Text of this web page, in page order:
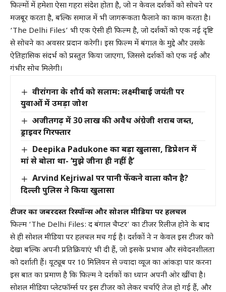
फिल्मों में हमेशा ऐसा गहरा संदेश होता है, जो न केवल दर्शकों को सोचने पर
मजबूर करता है, बल्कि समाज में भी जागरूकता फैलाने का काम करता है।
‘The Delhi Files’ भी एक ऐसी ही फिल्म है, जो दर्शकों को एक नई दृष्टि
से सोचने का अवसर प्रदान करेगी। इस फिल्म में बंगाल के मुद्दे और उसके
ऐतिहासिक संदर्भ को प्रस्तुत किया जाएगा, जिससे दर्शकों को एक नई और
गंभीर सोच मिलेगी।
वीरांगना के शौर्य को सलाम: लक्ष्मीबाई जयंती पर
युवाओं में उमड़ा जोश
अजीतगढ़ में 30 लाख की अवैध अंग्रेजी शराब जब्त,
ड्राइवर गिरफ्तार
Deepika Padukone का बड़ा खुलासा, डिप्रेशन में
मां से बोला था- ‘मुझे जीना ही नहीं है’
Arvind Kejriwal पर पानी फेंकने वाला कौन है?
दिल्ली पुलिस ने किया खुलासा
टीजर का जबरदस्त रिस्पॉन्स और सोशल मीडिया पर हलचल
फिल्म ‘The Delhi Files: द बंगाल चैप्टर’ का टीजर रिलीज होने के बाद
से ही सोशल मीडिया पर हलचल मच गई है। दर्शकों ने न केवल इस टीजर को
देखा बल्कि अपनी प्रतिक्रियाएं भी दी हैं, जो इसके प्रभाव और संवेदनशीलता
को दर्शाती हैं। यूट्यूब पर 10 मिलियन से ज्यादा व्यूज का आंकड़ा पार करना
इस बात का प्रमाण है कि फिल्म ने दर्शकों का ध्यान अपनी ओर खींचा है।
सोशल मीडिया प्लेटफॉर्म्स पर इस टीजर को लेकर चर्चाएँ तेज हो गई हैं, और